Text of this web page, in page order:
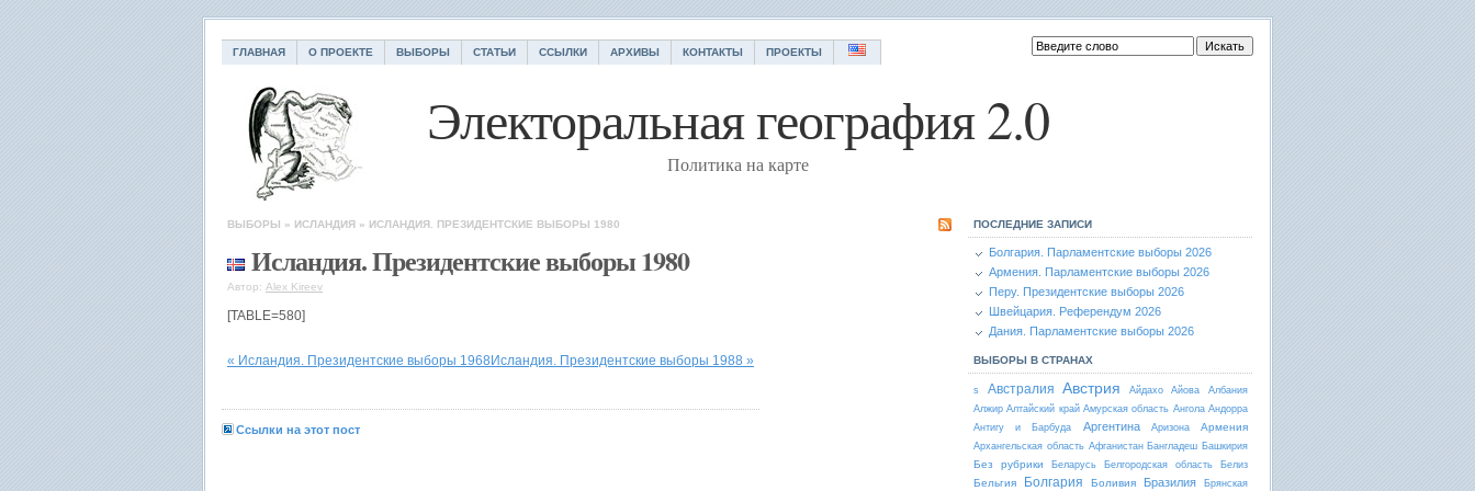
ГЛАВНАЯ О ПРОЕКТЕ ВЫБОРЫ СТАТЬИ ССЫЛКИ АРХИВЫ КОНТАКТЫ ПРОЕКТЫ
Электоральная география 2.0
Политика на карте
ВЫБОРЫ » ИСЛАНДИЯ » ИСЛАНДИЯ. ПРЕЗИДЕНТСКИЕ ВЫБОРЫ 1980
Исландия. Президентские выборы 1980
Автор: Alex Kireev
[TABLE=580]
« Исландия. Президентские выборы 1968 Исландия. Президентские выборы 1988 »
Ссылки на этот пост
ПОСЛЕДНИЕ ЗАПИСИ
Болгария. Парламентские выборы 2026
Армения. Парламентские выборы 2026
Перу. Президентские выборы 2026
Швейцария. Референдум 2026
Дания. Парламентские выборы 2026
ВЫБОРЫ В СТРАНАХ
s Австралия Австрия Айдахо Айова
Албания
Алжир Алтайский край Амурская область Ангола Андорра
Антигу и Барбуда
Аргентина Аризона Армения
Архангельская область Афганистан Бангладеш Башкирия
Без рубрики Беларусь Белгородская область Белиз
Бельгия Болгария Боливия Бразилия
Брянская